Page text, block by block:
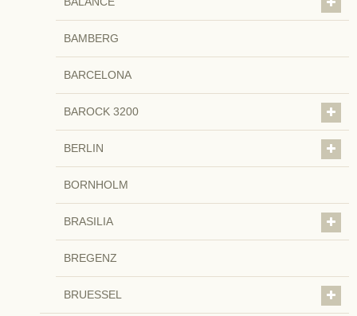
BAMBERG
BARCELONA
BAROCK 3200
BERLIN
BORNHOLM
BRASILIA
BREGENZ
BRUESSEL